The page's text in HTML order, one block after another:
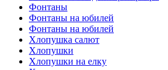
Фонтаны
Фонтаны на юбилей
Фонтаны на юбилей
Хлопушка салют
Хлопушки
Хлопушки на елку